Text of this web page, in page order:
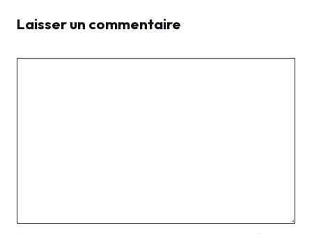
Laisser un commentaire